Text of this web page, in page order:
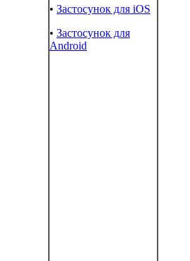
• Застосунок для iOS
• Застосунок для
Android